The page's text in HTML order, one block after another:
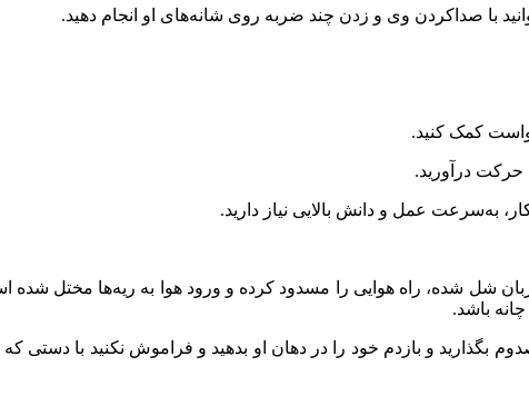
با صداکردن وی و زدن چند ضربه روی شانه‌های او انجام دهید.
کمک کنید.
حرکت درآورید.
شل شده، راه هوایی را مسدود کرده و ورود هوا به ریه‌ها مختل شده
باشد.
و بازدم خود را در دهان او بدهید و فراموش نکنید با دستی